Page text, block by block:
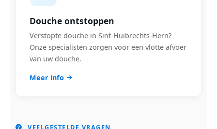
Douche ontstoppen
Verstopte douche in Sint-Huibrechts-Hern?
Onze specialisten zorgen voor een vlotte afvoer
van uw douche.
Meer info
VEELGESTELDE VRAGEN